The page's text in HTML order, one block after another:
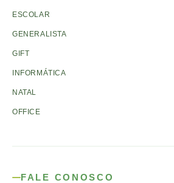
ESCOLAR
GENERALISTA
GIFT
INFORMÁTICA
NATAL
OFFICE
FALE CONOSCO